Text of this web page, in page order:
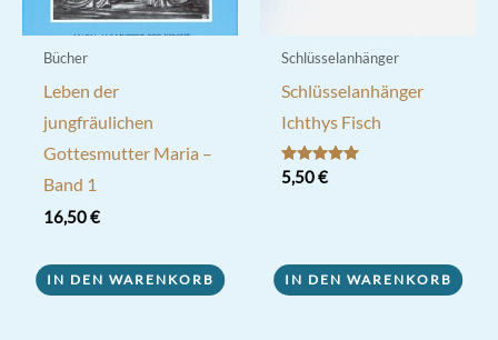
werden
Bücher
Leben der
jungfräulichen
Gottesmutter Maria –
Band 1
16,50€
IN DEN WARENKORB
Schlüsselanhänger
Schlüsselanhänger
Ichthys Fisch
Bewertet mit
5.00
5,50€
IN DEN WARENKORB